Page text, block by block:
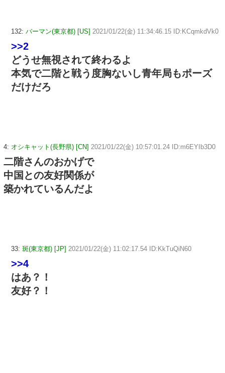
132: バーマン(東京都) [US] 2021/01/22(金) 11:34:46.15 ID:KCqmkdVk0
>>2
どうせ無視されて終わるよ
本気で二階と戦う度胸ないし青年局もポーズ
だけだろ
4: オシキャット(長野県) [CN] 2021/01/22(金) 10:57:01.24 ID:m6EYIb3D0
二階さんのおかげで
中国との友好関係が
築かれているんだよ
33: 斑(東京都) [JP] 2021/01/22(金) 11:02:17.54 ID:KkTuQiN60
>>4
はあ？！
友好？！